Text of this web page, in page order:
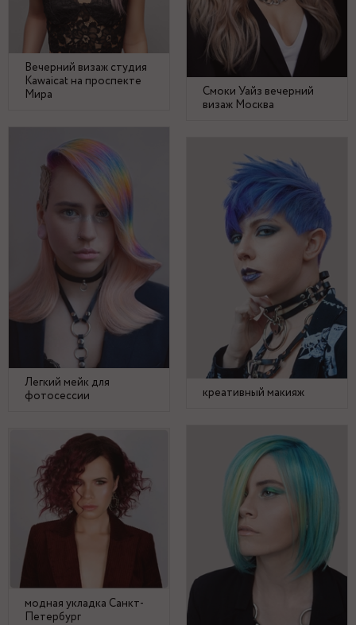
Смоки Уайз вечерний
визаж Москва
Вечерний визаж студия
Kawaicat на проспекте
Мира
Легкий мейк для
фотосессии
креативный макияж
модная укладка Санкт-
Петербург